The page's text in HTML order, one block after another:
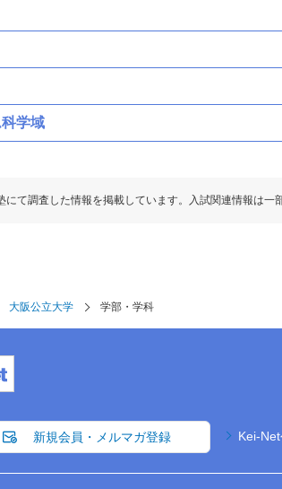
学域
にて調査した情報を掲載しています。入試関連情報は
大阪公立大学 学部・学科
新規会員・メルマガ登録 Kei-